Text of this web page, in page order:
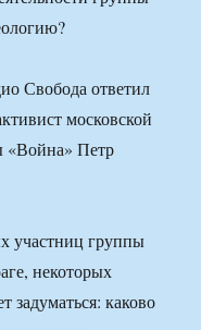
Свобода ответил
московской
«Война» Петр
участниц группы
некоторых
задуматься: каково